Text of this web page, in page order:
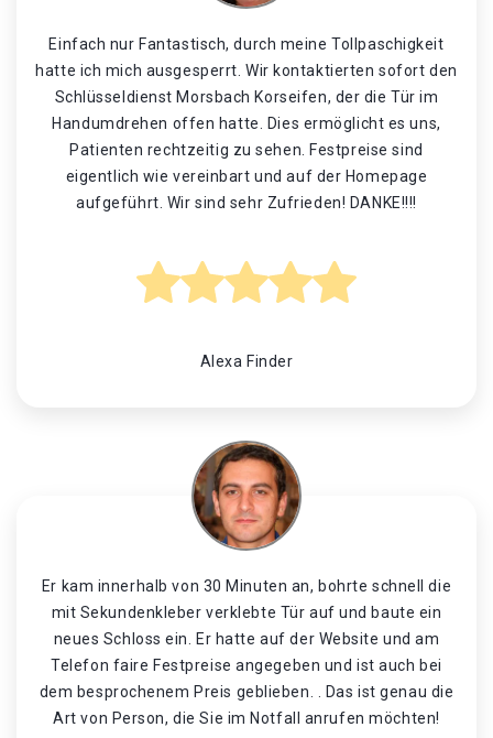
Einfach nur Fantastisch, durch meine Tollpaschigkeit
hatte ich mich ausgesperrt. Wir kontaktierten sofort den
Schlüsseldienst Morsbach Korseifen, der die Tür im
Handumdrehen offen hatte. Dies ermöglicht es uns,
Patienten rechtzeitig zu sehen. Festpreise sind
eigentlich wie vereinbart und auf der Homepage
aufgeführt. Wir sind sehr Zufrieden! DANKE!!!!
Alexa Finder
Er kam innerhalb von 30 Minuten an, bohrte schnell die
mit Sekundenkleber verklebte Tür auf und baute ein
neues Schloss ein. Er hatte auf der Website und am
Telefon faire Festpreise angegeben und ist auch bei
dem besprochenem Preis geblieben. . Das ist genau die
Art von Person, die Sie im Notfall anrufen möchten!